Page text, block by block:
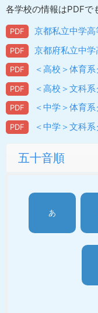
各学校の情報はPDFで
京都私立中学
京都府私立中
＜高校＞体育
＜高校＞文科
＜中学＞体育
＜中学＞文科
五十音順
あ